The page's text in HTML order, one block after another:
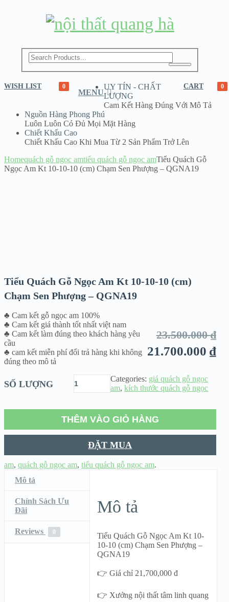
WISH LIST 0 CART 0
MENU
UY TÍN - CHẤT
LƯỢNG
Cam Kết Hàng Đúng Với Mô Tả
Nguồn Hàng Phong Phú
Luôn Luôn Có Đủ Mọi Mặt Hàng
Chiết Khấu Cao
Chiết Khấu Cao Khi Mua Từ 2 Sản Phẩm Trở Lên
Homequách gỗ ngọc amtiểu quách gỗ ngọc amTiểu Quách Gỗ
Ngọc Am Kt 10-10-10 (cm) Chạm Sen Phượng – QGNA19
Tiểu Quách Gỗ Ngọc Am Kt 10-10-10 (cm)
Chạm Sen Phượng – QGNA19
23.500.000₫
21.700.000 ₫
♣ Cam kết gỗ ngọc am 100%
♣ Cam kết giá thành tốt nhất việt nam
♣ Cam kết làm đúng theo khách hàng yêu
cầu
♣ cam kết miễn phí đổi trả hàng khi không
đúng theo mô tả
SỐ LƯỢNG
THÊM VÀO GIỎ HÀNG
ĐẶT MUA
Categories: giá quách gỗ ngọc
am, kích thước quách gỗ ngọc
am, quách gỗ ngọc am, tiểu quách gỗ ngọc am.
Mô tả
Chính Sách Ưu
Đãi
Reviews 0
Mô tả
Tiểu Quách Gỗ Ngọc Am Kt 10-
10-10 (cm) Chạm Sen Phượng –
QGNA19
👉 Giá chỉ 21,700,000 đ
👉 Xưởng nội thất tâm linh quang